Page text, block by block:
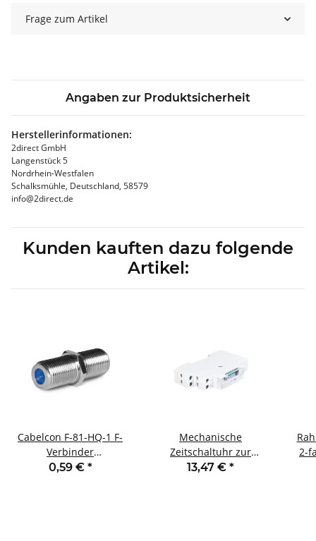
Frage zum Artikel
Angaben zur Produktsicherheit
Herstellerinformationen:
2direct GmbH
Langenstück 5
Nordrhein-Westfalen
Schalksmühle, Deutschland, 58579
info@2direct.de
Kunden kauften dazu folgende
Artikel:
Cabelcon F-81-HQ-1 F-
Verbinder
Buchse/Buchse
0,59 € *
Mechanische
Zeitschaltuhr zur
Hutschienenmontage
13,47 € *
2-